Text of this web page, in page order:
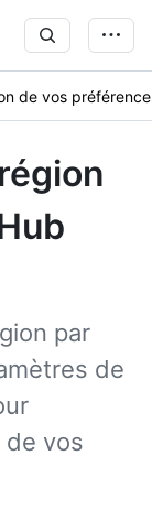
de vos
par
de
de vos